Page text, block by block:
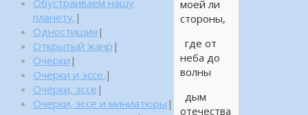
моей ли
стороны,
где от
неба до
волны
дым
отечества
Обустраиваем нашу
планету. |
Одностишия |
Открытый жанр |
Очерки |
Очерки и эссе. |
Очерки, эссе |
Очерки, эссе и миниатюры |